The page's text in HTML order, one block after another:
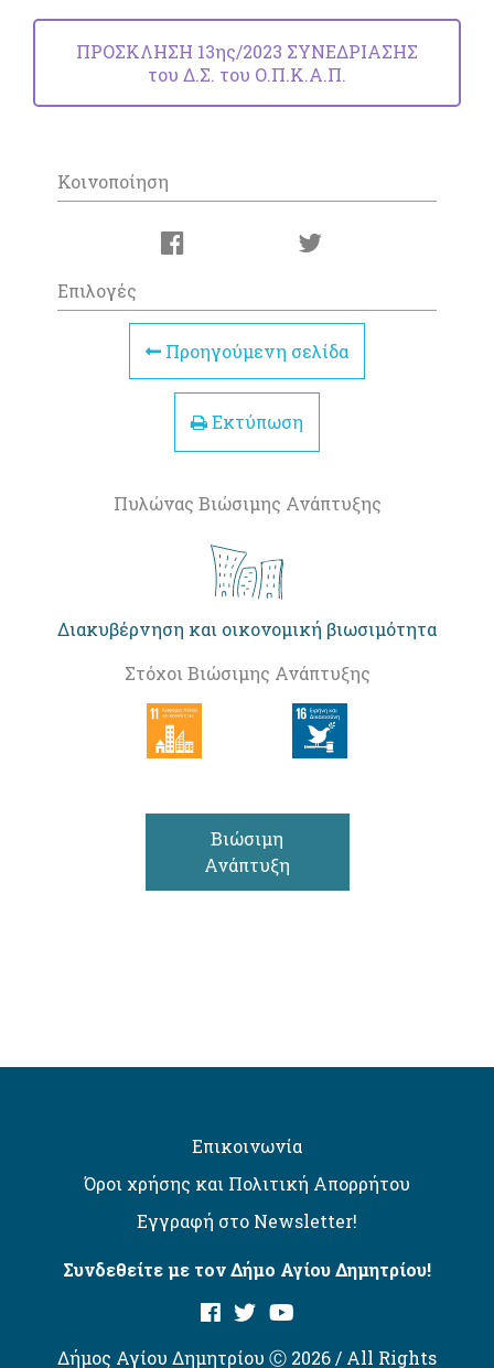
ΠΡΟΣΚΛΗΣΗ 13ης/2023 ΣΥΝΕΔΡΙΑΣΗΣ
του Δ.Σ. του Ο.Π.Κ.Α.Π.
Κοινοποίηση
Επιλογές
Προηγούμενη σελίδα
Εκτύπωση
Πυλώνας Βιώσιμης Ανάπτυξης
Διακυβέρνηση και οικονομική βιωσιμότητα
Στόχοι Βιώσιμης Ανάπτυξης
Βιώσιμη
Ανάπτυξη
Επικοινωνία
Όροι χρήσης και Πολιτική Απορρήτου
Εγγραφή στο Newsletter!
Συνδεθείτε με τον Δήμο Αγίου Δημητρίου!
Δήμος Αγίου Δημητρίου Ⓒ 2026 / All Rights